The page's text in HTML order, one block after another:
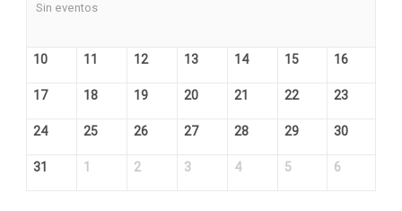
Sin eventos
10 11 12 13 14 15 16
17 18 19 20 21 22 23
24 25 26 27 28 29 30
31 1 2 3 4 5 6